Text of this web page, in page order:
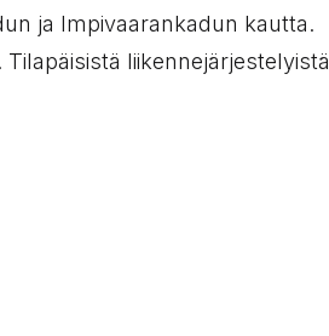
ja Impivaarankadun kautta.
liikennejärjestelyistä